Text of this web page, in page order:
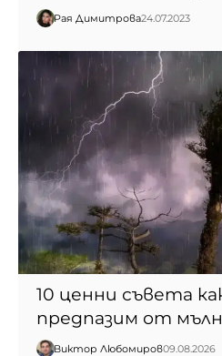
Рая Димитрова24.07.2023
10 ценни съвета
предпазим от
Виктор Любомиров09.08.2026